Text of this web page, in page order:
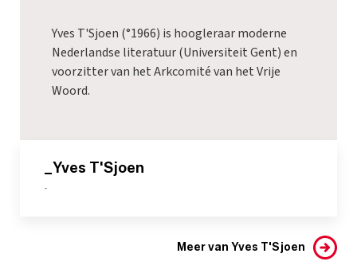
Yves T'Sjoen (°1966) is hoogleraar moderne
Nederlandse literatuur (Universiteit Gent) en
voorzitter van het Arkcomité van het Vrije
Woord.
_Yves T'Sjoen
-
Meer van Yves T'Sjoen